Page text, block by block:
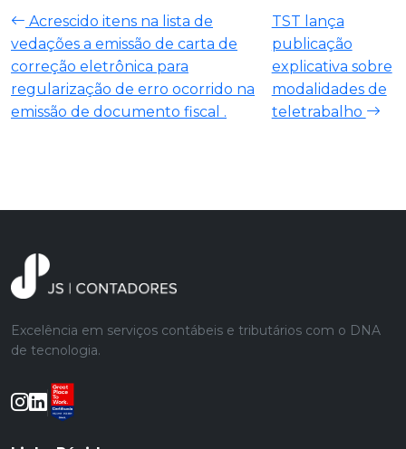
Acrescido itens na lista de
vedações a emissão de carta de
correção eletrônica para
regularização de erro ocorrido na
emissão de documento fiscal .
TST lança
publicação
explicativa sobre
modalidades de
teletrabalho
Excelência em serviços contábeis e tributários com o DNA
de tecnologia.